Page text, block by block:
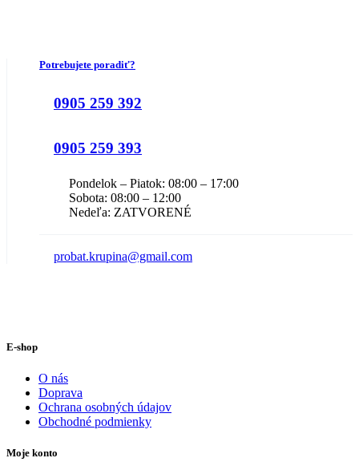
Potrebujete poradiť?
0905 259 392
0905 259 393
Pondelok – Piatok: 08:00 – 17:00
Sobota: 08:00 – 12:00
Nedeľa: ZATVORENÉ
probat.krupina@gmail.com
E-shop
O nás
Doprava
Ochrana osobných údajov
Obchodné podmienky
Moje konto